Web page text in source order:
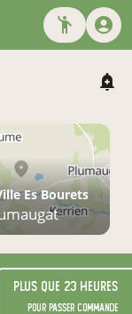
Es Bourets
Plus que 23 heures
pour passer commande